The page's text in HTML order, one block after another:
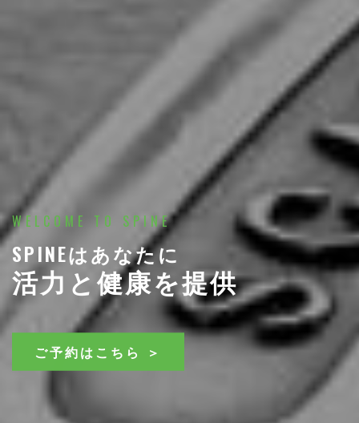
WELCOME TO SPINE
SPINEはあなたに
活力と健康を提供
ご予約はこちら ＞